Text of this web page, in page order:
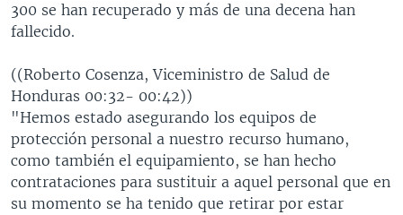
300 se han recuperado y más de una decena han
fallecido.
((Roberto Cosenza, Viceministro de Salud de
Honduras 00:32- 00:42))
"Hemos estado asegurando los equipos de
protección personal a nuestro recurso humano,
como también el equipamiento, se han hecho
contrataciones para sustituir a aquel personal que en
su momento se ha tenido que retirar por estar